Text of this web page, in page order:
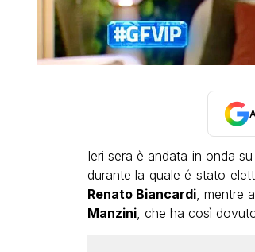
Ieri sera è andata in onda
durante la quale é stato
Renato Biancardi, mentre
Manzini, che ha così